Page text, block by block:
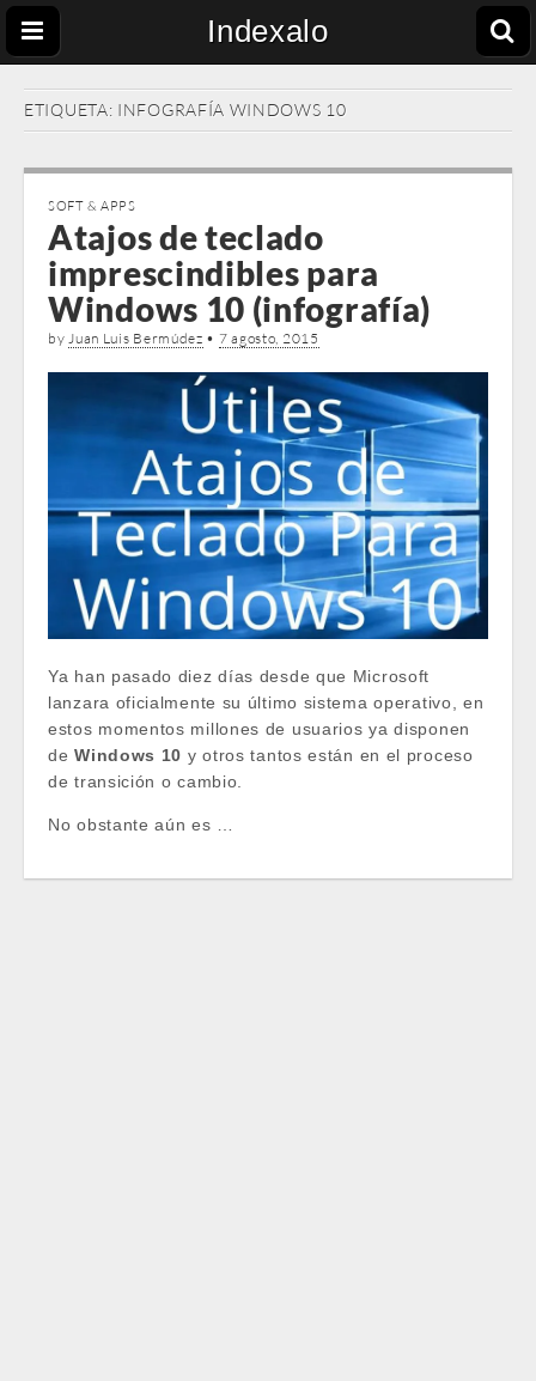
Indexalo
ETIQUETA: INFOGRAFÍA WINDOWS 10
SOFT & APPS
Atajos de teclado
imprescindibles para
Windows 10 (infografía)
byJuan Luis Bermúdez • 7 agosto, 2015
Ya han pasado diez días desde que Microsoft
lanzara oficialmente su último sistema operativo, en
estos momentos millones de usuarios ya disponen
deWindows 10 y otros tantos están en el proceso
de transición o cambio.
No obstante aún es …